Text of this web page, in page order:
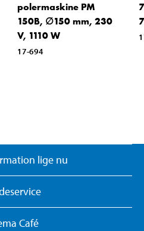
polermaskine PM
150B, ∅150 mm, 230
V, 1110 W
17-694
lige nu
Café